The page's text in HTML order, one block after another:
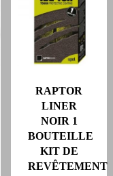
RAPTOR
LINER
NOIR 1
BOUTEILLE
KIT DE
REVÊTEMENT